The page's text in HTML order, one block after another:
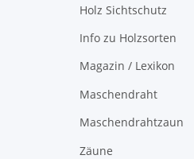
Holz Sichtschutz
Info zu Holzsorten
Magazin / Lexikon
Maschendraht
Maschendrahtzaun
Zäune